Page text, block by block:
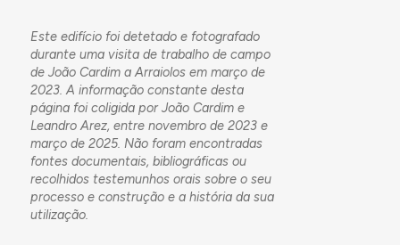
Este edifício foi detetado e fotografado
durante uma visita de trabalho de campo
de João Cardim a Arraiolos em março de
2023. A informação constante desta
página foi coligida por João Cardim e
Leandro Arez, entre novembro de 2023 e
março de 2025. Não foram encontradas
fontes documentais, bibliográficas ou
recolhidos testemunhos orais sobre o seu
processo e construção e a história da sua
utilização.